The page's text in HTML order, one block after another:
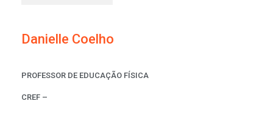
Danielle Coelho
PROFESSOR DE EDUCAÇÃO FÍSICA
CREF –